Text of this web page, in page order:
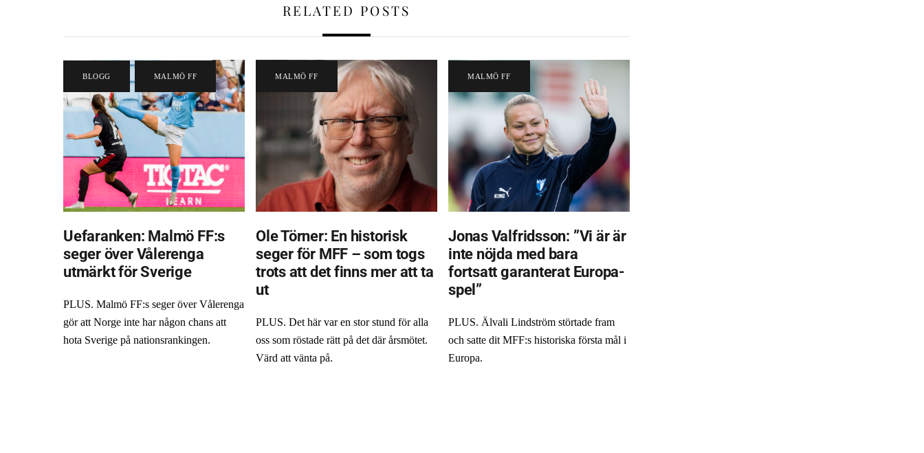
RELATED POSTS
BLOGG MALMÖ FF
Uefaranken: Malmö FF:s
seger över Vålerenga
utmärkt för Sverige
PLUS. Malmö FF:s seger över Vålerenga
gör att Norge inte har någon chans att
hota Sverige på nationsrankingen.
MALMÖ FF
Ole Törner: En historisk
seger för MFF – som togs
trots att det finns mer att ta
ut
PLUS. Det här var en stor stund för alla
oss som röstade rätt på det där årsmötet.
Värd att vänta på.
MALMÖ FF
Jonas Valfridsson: ”Vi är är
inte nöjda med bara
fortsatt garanterat Europa-
spel”
PLUS. Älvali Lindström störtade fram
och satte dit MFF:s historiska första mål i
Europa.